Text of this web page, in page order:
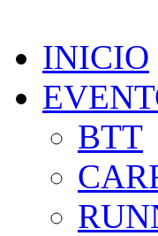
INICIO
BTT